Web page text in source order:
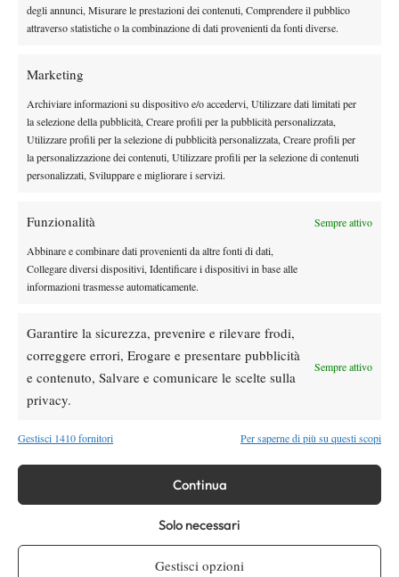
degli annunci, Misurare le prestazioni dei contenuti, Comprendere il pubblico
attraverso statistiche o la combinazione di dati provenienti da fonti diverse.
Marketing
Archiviare informazioni su dispositivo e/o accedervi, Utilizzare dati limitati per
la selezione della pubblicità, Creare profili per la pubblicità personalizzata,
Utilizzare profili per la selezione di pubblicità personalizzata, Creare profili per
la personalizzazione dei contenuti, Utilizzare profili per la selezione di contenuti
personalizzati, Sviluppare e migliorare i servizi.
Funzionalità Sempre attivo
Abbinare e combinare dati provenienti da altre fonti di dati,
Collegare diversi dispositivi, Identificare i dispositivi in base alle
informazioni trasmesse automaticamente.
Garantire la sicurezza, prevenire e rilevare frodi,
correggere errori, Erogare e presentare pubblicità
e contenuto, Salvare e comunicare le scelte sulla
privacy.
Sempre attivo
Gestisci 1410 fornitori Per saperne di più su questi scopi
Continua
Solo necessari
Gestisci opzioni
X
Instagram
Youtube
Testata giornalistica
Editore:VIBES MEDIA SRL
, P.iva 14250480960
Direttore Responsabile: Alessandro Nizegorodcew
NEWS